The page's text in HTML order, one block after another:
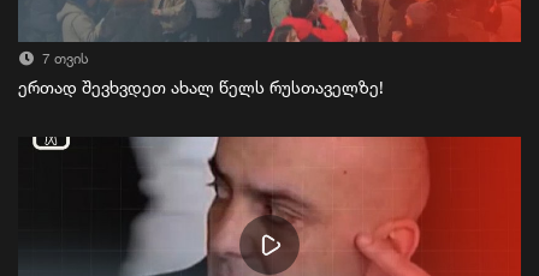
7 თვის
ერთად შევხვდეთ ახალ წელს რუსთაველზე!